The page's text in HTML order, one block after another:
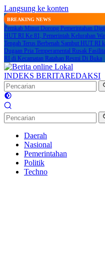
Langsung ke konten
BREAKING NEWS
Pemkab Minut Dorong Pemerintahan
HUT RI Ke 81, Pemerintah Kelurahan
Tengah Terus Berbenah Sambut HUT RI
Dugaan Pria Temperamental Rusak
RI di Kecamatan Ratahan Resmi Di Buka
INDEKS BERITAREDAKSI
Daerah
Nasional
Pemerintahan
Politik
Techno